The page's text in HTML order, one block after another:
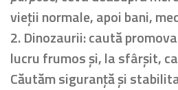
vieții normale, apoi bani,
2. Dinozaurii: caută
lucru frumos și, la sfârșit,
Căutăm siguranță și